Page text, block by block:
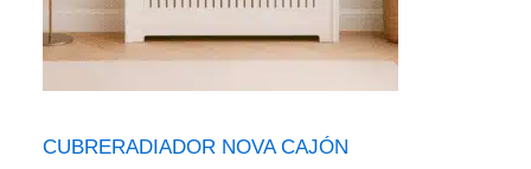
CUBRERADIADOR NOVA CAJÓN